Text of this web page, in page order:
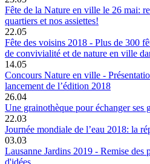
Fête de la Nature en ville le 26 mai:
quartiers et nos assiettes!
22.05
Fête des voisins 2018 - Plus de 300
de convivialité et de nature en ville
14.05
Concours Nature en ville -
lancement de l’édition 2018
26.04
Une grainothèque pour échanger ses
22.03
Journée mondiale de l’eau 2018: la
03.03
Lausanne Jardins 2019 - Remise
d'idées